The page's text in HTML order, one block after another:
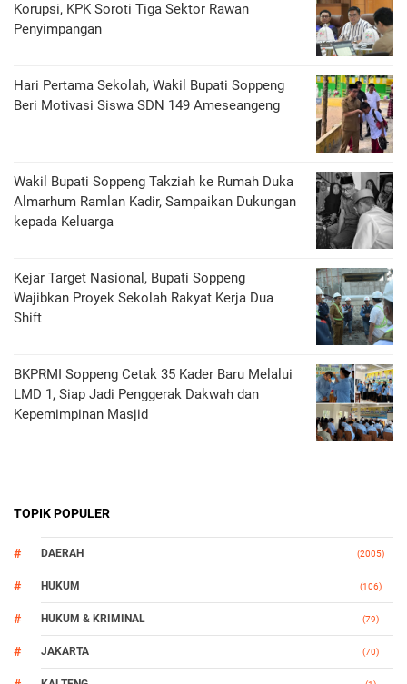
Korupsi, KPK Soroti Tiga Sektor Rawan
Penyimpangan
Hari Pertama Sekolah, Wakil Bupati Soppeng
Beri Motivasi Siswa SDN 149 Ameseangeng
Wakil Bupati Soppeng Takziah ke Rumah Duka
Almarhum Ramlan Kadir, Sampaikan Dukungan
kepada Keluarga
Kejar Target Nasional, Bupati Soppeng
Wajibkan Proyek Sekolah Rakyat Kerja Dua
Shift
BKPRMI Soppeng Cetak 35 Kader Baru Melalui
LMD 1, Siap Jadi Penggerak Dakwah dan
Kepemimpinan Masjid
TOPIK POPULER
DAERAH (2005)
HUKUM (106)
HUKUM & KRIMINAL (79)
JAKARTA (70)